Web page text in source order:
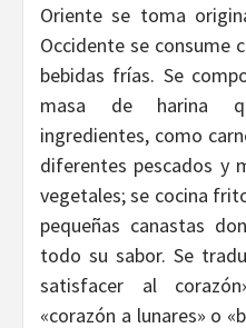
Oriente se toma
Occidente se consume
bebidas frías. Se
masa de harina
ingredientes, como
diferentes pescados y
vegetales; se cocina
pequeñas canastas
todo su sabor. Se
satisfacer al
«corazón a lunares» o